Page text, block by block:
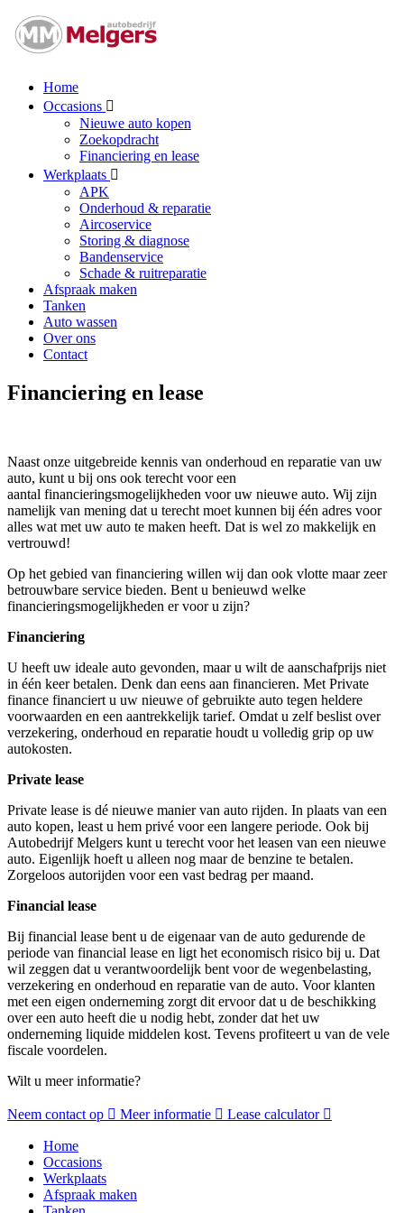
Home
Occasions
Nieuwe auto kopen
Zoekopdracht
Financiering en lease
Werkplaats
APK
Onderhoud & reparatie
Aircoservice
Storing & diagnose
Bandenservice
Schade & ruitreparatie
Afspraak maken
Tanken
Auto wassen
Over ons
Contact
Financiering en lease
Naast onze uitgebreide kennis van onderhoud en reparatie van uw
auto, kunt u bij ons ook terecht voor een
aantal financieringsmogelijkheden voor uw nieuwe auto. Wij zijn
namelijk van mening dat u terecht moet kunnen bij één adres voor
alles wat met uw auto te maken heeft. Dat is wel zo makkelijk en
vertrouwd!
Op het gebied van financiering willen wij dan ook vlotte maar zeer
betrouwbare service bieden. Bent u benieuwd welke
financieringsmogelijkheden er voor u zijn?
Financiering
U heeft uw ideale auto gevonden, maar u wilt de aanschafprijs niet
in één keer betalen. Denk dan eens aan financieren. Met Private
finance financiert u uw nieuwe of gebruikte auto tegen heldere
voorwaarden en een aantrekkelijk tarief. Omdat u zelf beslist over
verzekering, onderhoud en reparatie houdt u volledig grip op uw
autokosten.
Private lease
Private lease is dé nieuwe manier van auto rijden. In plaats van een
auto kopen, least u hem privé voor een langere periode. Ook bij
Autobedrijf Melgers kunt u terecht voor het leasen van een nieuwe
auto. Eigenlijk hoeft u alleen nog maar de benzine te betalen.
Zorgeloos autorijden voor een vast bedrag per maand.
Financial lease
Bij financial lease bent u de eigenaar van de auto gedurende de
periode van financial lease en ligt het economisch risico bij u. Dat
wil zeggen dat u verantwoordelijk bent voor de wegenbelasting,
verzekering en onderhoud en reparatie van de auto. Voor klanten
met een eigen onderneming zorgt dit ervoor dat u de beschikking
over een auto heeft die u nodig hebt, zonder dat het uw
onderneming liquide middelen kost. Tevens profiteert u van de vele
fiscale voordelen.
Wilt u meer informatie?
Neem contact op Meer informatie Lease calculator
Home
Occasions
Werkplaats
Afspraak maken